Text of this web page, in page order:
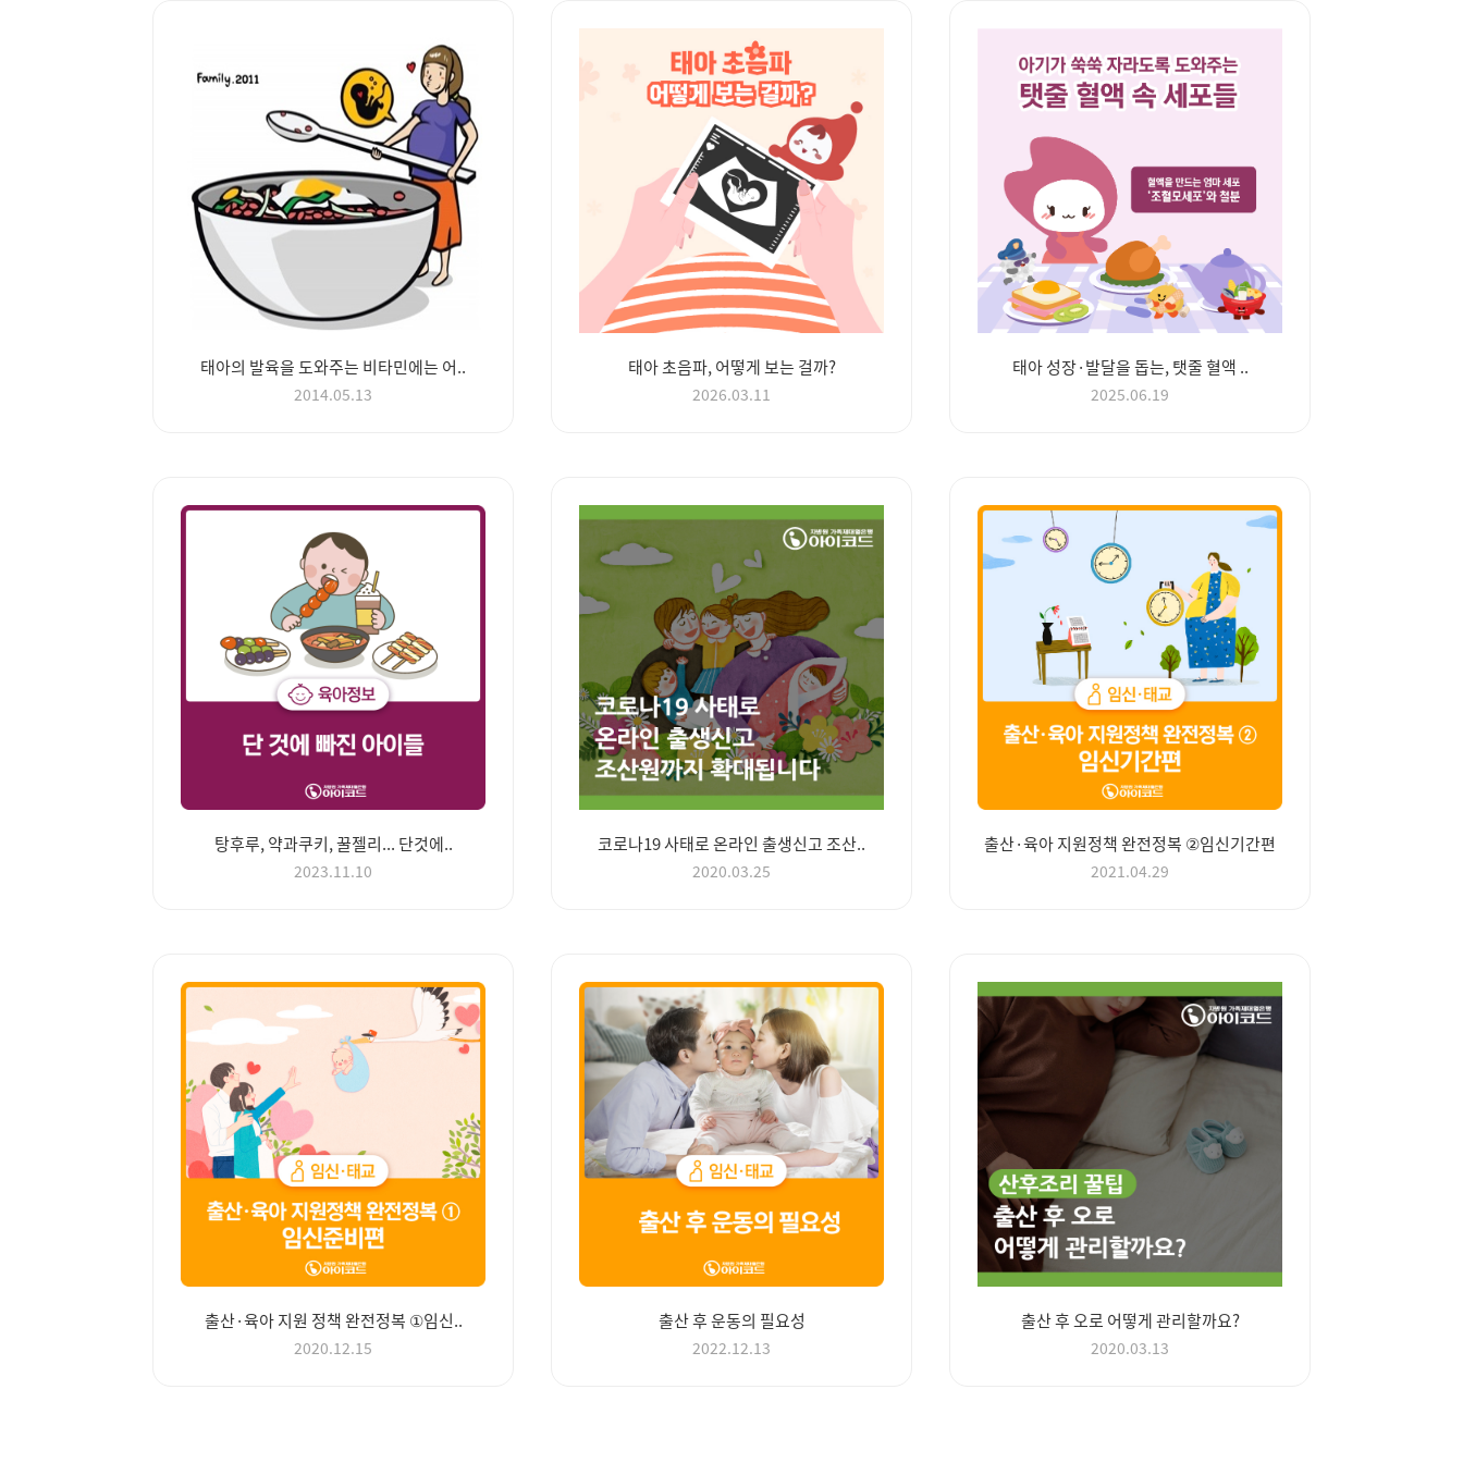
태아의 발육을 도와주는 비타민에는 어..
2014.05.13
태아 초음파, 어떻게 보는 걸까?
2026.03.11
태아 성장·발달을 돕는, 탯줄 혈액 ..
2025.06.19
탕후루, 약과쿠키, 꿀젤리... 단것에..
2023.11.10
코로나19 사태로 온라인 출생신고 조산..
2020.03.25
출산·육아 지원정책 완전정복 ②임신기간편
2021.04.29
출산·육아 지원 정책 완전정복 ①임신..
2020.12.15
출산 후 운동의 필요성
2022.12.13
출산 후 오로 어떻게 관리할까요?
2020.03.13